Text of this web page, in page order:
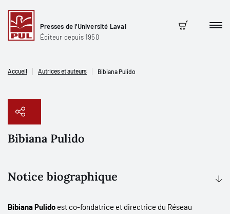
Presses de l'Université Laval
Éditeur depuis 1950
Panier
Accueil Autrices et auteurs Bibiana Pulido
Bibiana Pulido
Notice biographique
Bibiana Pulido est co-fondatrice et directrice du Réseau